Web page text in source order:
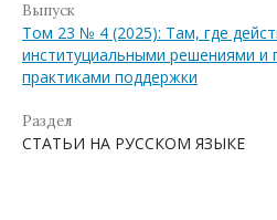
Выпуск
Том 23 № 4 (2025): Там, где
институциальными решениями и
практиками поддержки
Раздел
СТАТЬИ НА РУССКОМ ЯЗЫКЕ